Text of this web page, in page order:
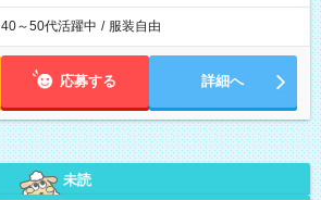
40～50代活躍中 / 服装自由
応募する 詳細へ
未読